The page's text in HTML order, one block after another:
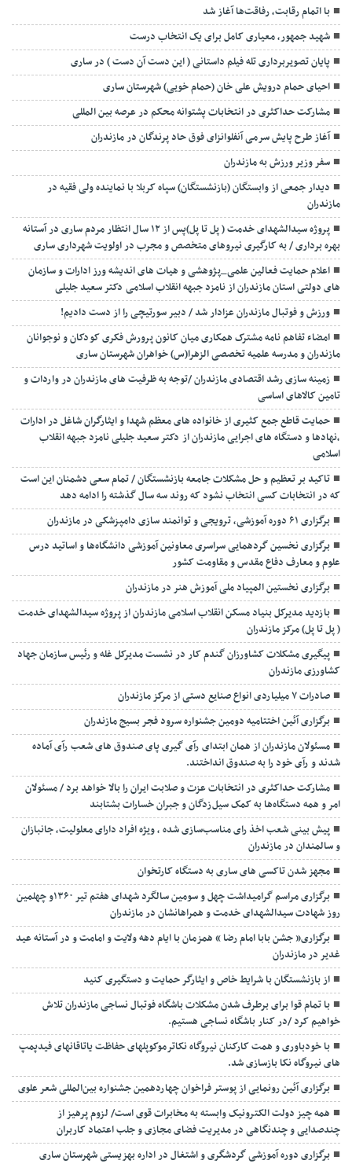
با اتمام رقابت، رفاقت‌ها آغاز شد
شهید جمهور، معیاری کامل برای یک انتخاب درست
پایان تصویربرداری تله فیلم داستانی ( این دست آن دست ) در ساری
احیای حمام درویش علی خان (حمام خویی) شهرستان ساری
مشارکت حداکثری در انتخابات پشتوانه محکم در عرصه بین المللی
آغاز طرح پایش سرمی آنفلوانزای فوق حاد پرندگان در مازندران
سفر وزیر ورزش به مازندران
دیدار جمعی از وابستگان (بازنشستگان) سپاه کربلا با نماینده ولی فقیه در
مازندران
پروژه سیدالشهدای خدمت ( پل تا پل)پس از ۱۲ سال انتظار مردم ساری در آستانه
بهره برداری / به کارگیری نیروهای متخصص و مجرب در اولویت شهرداری ساری
اعلام حمایت فعالین علمی_پژوهشی و هیات های اندیشه ورز ادارات و سازمان
های دولتی استان مازندران از نامزد جبهه انقلاب اسلامی دکتر سعید جلیلی
ورزش و فوتبال مازندران عزادار شد / دبیر سورتیچی را از دست دادیم!
امضاء تفاهم نامه مشترک همکاری میان کانون پرورش فکری کودکان و نوجوانان
مازندران و مدرسه علمیه تخصصی الزهرا(س) خواهران شهرستان ساری
زمینه سازی رشد اقتصادی مازندران /توجه به ظرفیت های مازندران در واردات و
تامین کالاهای اساسی
حمایت قاطع جمع کثیری از خانواده های معظم شهدا و ایثارگران شاغل در ادارات
،نهادها و دستگاه های اجرایی مازندران از دکتر سعید جلیلی نامزد جبهه انقلاب
اسلامی
تاکید بر تعظیم و حل مشکلات جامعه بازنشستگان / تمام سعی دشمنان این است
که در انتخابات کسی انتخاب نشود که روند سه سال گذشته را ادامه دهد
برگزاری ۶۱ دوره آموزشی، ترویجی و توانمند سازی دامپزشکی در مازندران
برگزاری نخسین گردهمایی سراسری معاونین آموزشی دانشگاه‌ها و اساتید درس
علوم و معارف دفاع مقدس و مقاومت کشور
برگزاری نخستین المپیاد ملی آموزش هنر در مازندران
بازدید مدیرکل بنیاد مسکن انقلاب اسلامی مازندران از پروژه سیدالشهدای خدمت
( پل تا پل) مرکز مازندران
پیگیری مشکلات کشاورزان گندم کار در نشست مدیرکل غله و رئیس سازمان جهاد
کشاورزی مازندران
صادرات ۷ میلیاردی انواع صنایع دستی از مرکز مازندران
برگزاری آئین اختتامیه دومین جشنواره سرود فجر بسیج مازندران
مسئولان مازندران از همان ابتدای رآی گیری پای صندوق های شعب رآی آماده
شدند و رآی خود را به صندوق انداختند.
مشارکت حداکثری در انتخابات عزت و صلابت ایران را بالا خواهد برد / مسئولان
امر و همه دستگاه‌ها به کمک سیل‌زدگان و جبران خسارات بشتابند
پیش بینی شعب اخذ رای مناسب‌سازی شده ، ویژه افراد دارای معلولیت، جانبازان
و سالمندان در مازندران
مجهز شدن تاکسی های ساری به دستگاه کارتخوان
برگزاری مراسم گرامیداشت چهل و سومین سالگرد شهدای هفتم تیر ۱۳۶۰و چهلمین
روز شهادت سیدالشهدای خدمت و همراهانشان در مازندران
برگزاری« جشن بابا امام رضا » همزمان با ایام دهه ولایت و امامت و در آستانه عید
غدیر در مازندران
از بازنشستگان با شرایط خاص و ایثارگر حمایت و دستگیری کنید
با تمام قوا برای برطرف شدن مشکلات باشگاه فوتبال نساجی مازندران تلاش
خواهیم کرد /در کنار باشگاه نساجی هستیم.
با خودباوری و همت کارکنان نیروگاه نکاترموکوپلهای حفاظت یاتاقانهای فیدپمپ
های نیروگاه نکا بازسازی شد.
برگزاری آئین رونمایی از پوستر فراخوان چهاردهمین جشنواره بین‌المللی شعر علوی
همه چیز دولت الکترونیک وابسته به مخابرات قوی است/ لزوم پرهیز از
چندصدایی و چندنگاهی در مدیریت فضای مجازی و جلب اعتماد کاربران
برگزاری دوره آموزشی گردشگری و اشتغال در اداره بهزیستی شهرستان ساری